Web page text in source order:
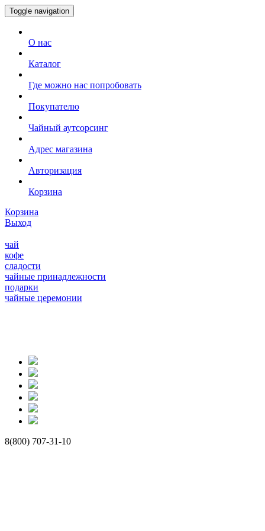
Toggle navigation
О нас
Каталог
Где можно нас попробовать
Покупателю
Чайный аутсорсинг
Адрес магазина
Авторизация
Корзина
Корзина
Выход
чай
кофе
сладости
чайные принадлежности
подарки
чайные церемонии
8(800) 707-31-10